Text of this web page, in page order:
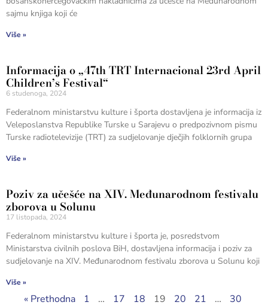
sajmu knjiga koji će
Više »
Informacija o „47th TRT Internacional 23rd April
Children’s Festival“
6 studenoga, 2024
Federalnom ministarstvu kulture i športa dostavljena je informacija iz
Veleposlanstva Republike Turske u Sarajevu o predpozivnom pismu
Turske radiotelevizije (TRT) za sudjelovanje dječjih folklornih grupa
Više »
Poziv za učešće na XIV. Međunarodnom festivalu
zborova u Solunu
17 listopada, 2024
Federalnom ministarstvu kulture i športa je, posredstvom
Ministarstva civilnih poslova BiH, dostavljena informacija i poziv za
sudjelovanje na XIV. Međunarodnom festivalu zborova u Solunu koji
Više »
« Prethodna 1 … 17 18 19 20 21 … 30